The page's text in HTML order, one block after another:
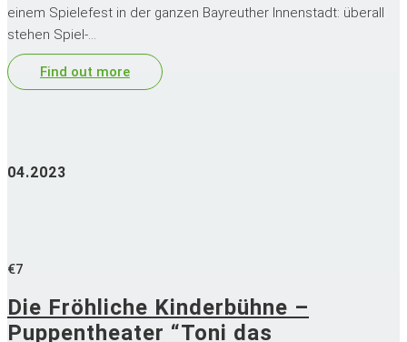
einem Spielefest in der ganzen Bayreuther Innenstadt: überall
stehen Spiel-…
Find out more
04.2023
€7
Die Fröhliche Kinderbühne –
Puppentheater “Toni das